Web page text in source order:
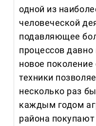
одной из
человеческой
подавляющее
процессов
новое поколение
техники
несколько раз
каждым годом
района